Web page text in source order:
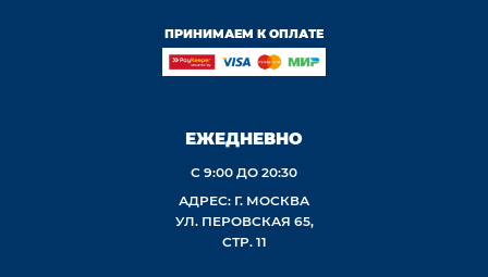
ПРИНИМАЕМ К ОПЛАТЕ
ЕЖЕДНЕВНО
С 9:00 ДО 20:30
АДРЕС: Г. МОСКВА
УЛ. ПЕРОВСКАЯ 65,
СТР. 11